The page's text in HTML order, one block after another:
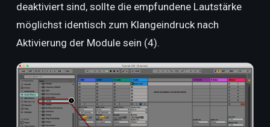
deaktiviert sind, sollte die empfundene Lautstärke
möglichst identisch zum Klangeindruck nach
Aktivierung der Module sein (4).